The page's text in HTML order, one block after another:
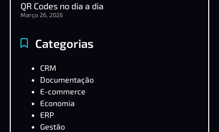
QR Codes no dia a dia
Março 26, 2026
Categorias
CRM
Documentação
E-commerce
Economia
ERP
Gestão